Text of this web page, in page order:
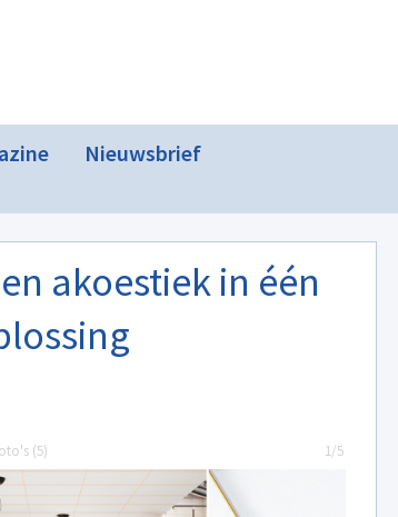
Nieuwsbrief
akoestiek in één
(5) 1/5